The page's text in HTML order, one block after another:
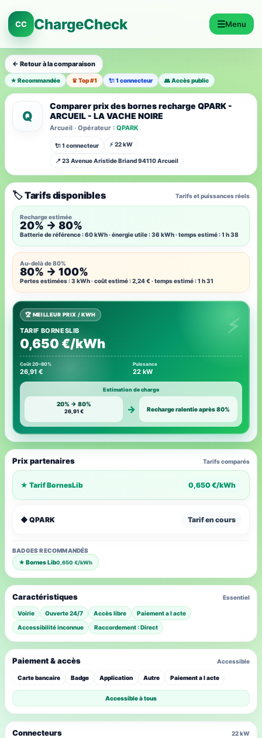
CC ChargeCheck ☰Menu
← Retour à la comparaison
★ Recommandée ♛ Top #1 🔌 1 connecteur 👥 Accès public
Q
Comparer prix des bornes recharge QPARK -
ARCUEIL - LA VACHE NOIRE
Arcueil · Opérateur : QPARK
🔌 1 connecteur ⚡ 22 kW
📍 23 Avenue Aristide Briand 94110 Arcueil
🏷️ Tarifs disponibles Tarifs et puissances réels
Recharge estimée
20% → 80%
Batterie de référence : 60 kWh · énergie utile : 36 kWh · temps estimé : 1 h 38
Au-delà de 80%
80% → 100%
Pertes estimées : 3 kWh · coût estimé : 2,24 € · temps estimé : 1 h 31
🏆 MEILLEUR PRIX / KWH
TARIF BORNESLIB
0,650 €/kWh
Coût 20–80%
26,91 €
Puissance
22 kW
Estimation de charge
20% → 80%
26,91 € → Recharge ralentie après 80%
Prix partenaires Tarifs comparés
★ Tarif BornesLib 0,650 €/kWh
◆ QPARK Tarif en cours
BADGES RECOMMANDÉS
★ Bornes Lib0,650 €/kWh
Caractéristiques Essentiel
Voirie Ouverte 24/7 Accès libre
Paiement a l acte
Accessibilité inconnue
Raccordement : Direct
Connecteurs 22 kW
Paiement & accès Accessible
Carte bancaire Badge Application Autre Paiement a l acte
Accessible à tous